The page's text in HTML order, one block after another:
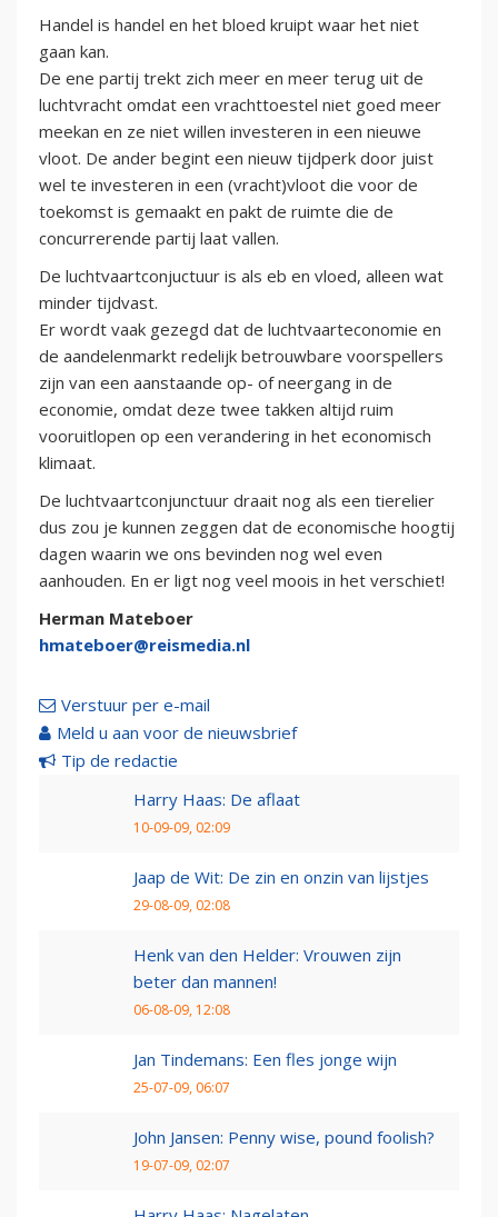
Handel is handel en het bloed kruipt waar het niet
gaan kan.
De ene partij trekt zich meer en meer terug uit de
luchtvracht omdat een vrachttoestel niet goed meer
meekan en ze niet willen investeren in een nieuwe
vloot. De ander begint een nieuw tijdperk door juist
wel te investeren in een (vracht)vloot die voor de
toekomst is gemaakt en pakt de ruimte die de
concurrerende partij laat vallen.
De luchtvaartconjuctuur is als eb en vloed, alleen wat
minder tijdvast.
Er wordt vaak gezegd dat de luchtvaarteconomie en
de aandelenmarkt redelijk betrouwbare voorspellers
zijn van een aanstaande op- of neergang in de
economie, omdat deze twee takken altijd ruim
vooruitlopen op een verandering in het economisch
klimaat.
De luchtvaartconjunctuur draait nog als een tierelier
dus zou je kunnen zeggen dat de economische hoogtij
dagen waarin we ons bevinden nog wel even
aanhouden. En er ligt nog veel moois in het verschiet!
Herman Mateboer
hmateboer@reismedia.nl
Verstuur per e-mail
Meld u aan voor de nieuwsbrief
Tip de redactie
Harry Haas: De aflaat
10-09-09, 02:09
Jaap de Wit: De zin en onzin van lijstjes
29-08-09, 02:08
Henk van den Helder: Vrouwen zijn
beter dan mannen!
06-08-09, 12:08
Jan Tindemans: Een fles jonge wijn
25-07-09, 06:07
John Jansen: Penny wise, pound foolish?
19-07-09, 02:07